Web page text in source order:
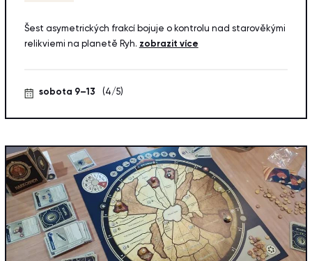
Šest asymetrických frakcí bojuje o kontrolu nad starověkými
relikviemi na planetě Ryh. zobrazit více
sobota 9–13 (4/5)